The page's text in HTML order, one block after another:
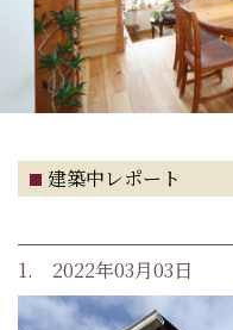
建築中レポート
1. 2022年03月03日